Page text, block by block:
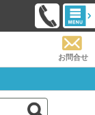
お問合せ